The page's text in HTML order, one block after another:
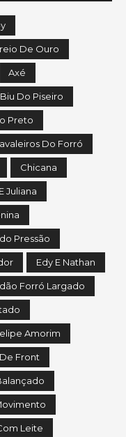
De Ouro
Axé
Biu Do Piseiro
Preto
Do Forró
Chicana
Juliana
Pressão
Edy E Nathan
Forró Largado
Amorim
Front
Leite